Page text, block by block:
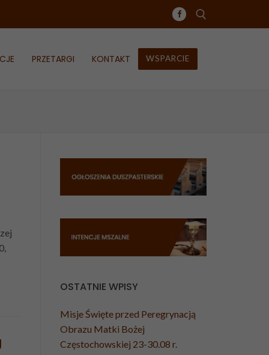
PRZETARGI KONTAKT WSPARCIE
OSTATNIE WPISY
Misje Święte przed Peregrynacją
Obrazu Matki Bożej
Częstochowskiej 23-30.08 r.